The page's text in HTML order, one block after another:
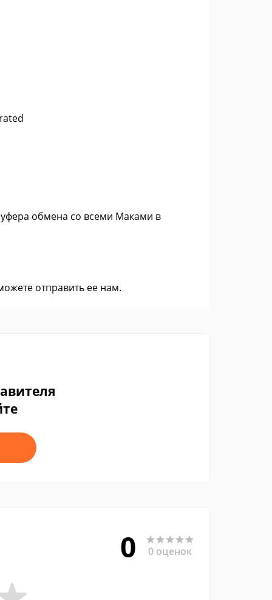
обмена со всеми Маками в
отправить ее нам.
0 0 оценок